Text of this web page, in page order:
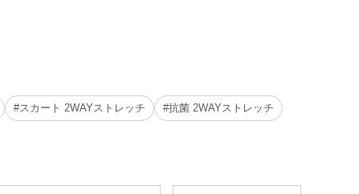
#スカート 2WAYストレッチ #抗菌 2WAYストレッチ